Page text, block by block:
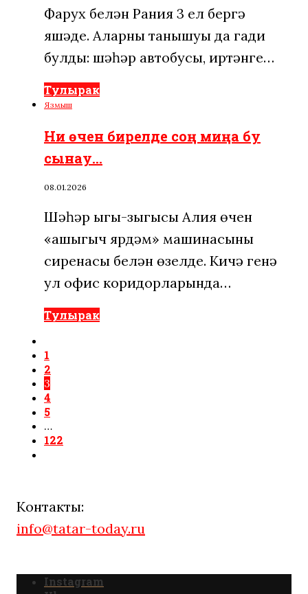
Фарух белән Рания 3 ел бергә
яшәде. Аларның танышуы да гади
булды: шәһәр автобусы, иртәнге…
Тулырак
Язмыш
Ни өчен бирелде соң миңа бу
сынау…
08.01.2026
Шәһәр ыгы-зыгысы Алия өчен
«ашыгыч ярдәм» машинасының
сиренасы белән өзелде. Кичә генә
ул офис коридорларында…
Тулырак
1
2
3
4
5
…
122
Контакты:
info@tatar-today.ru
Instagram